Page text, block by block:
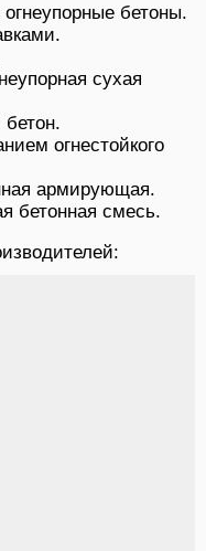
бетоны.
сухая
огнестойкого
армирующая.
бетонная смесь.